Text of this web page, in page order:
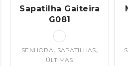
Sapatilha Gaiteira
G081
SENHORA, SAPATILHAS,
ÚLTIMAS